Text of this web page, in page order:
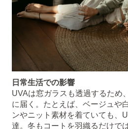
日常生活での影響
UVAは窓ガラスも透過するため
に届く。たとえば、ベージュや
ンやニット素材を着ていても、
達。冬もコートを羽織るだけで